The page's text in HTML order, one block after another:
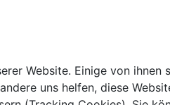
Website. Einige von ihnen
uns helfen, diese